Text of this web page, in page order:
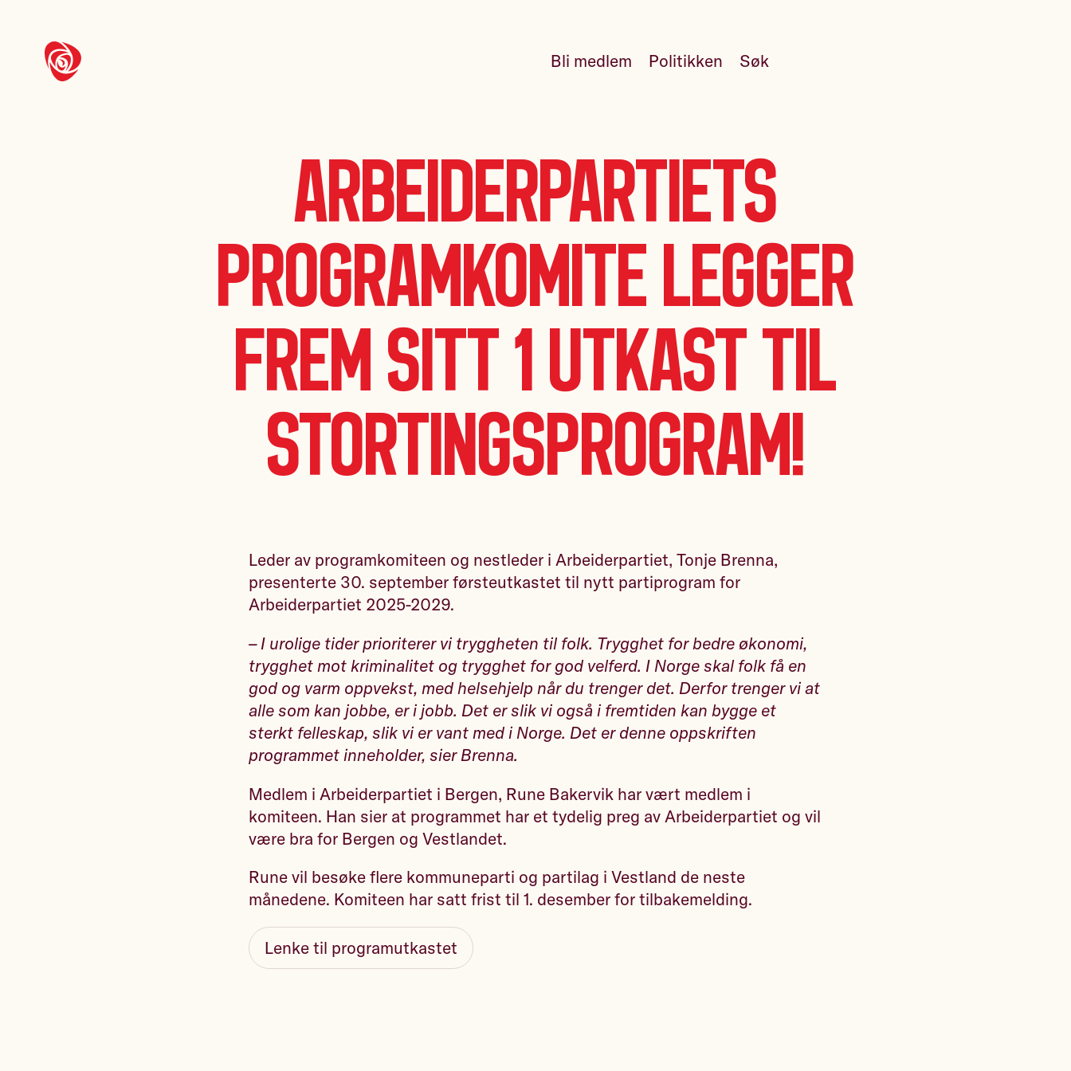
Bli medlem Politikken Søk
Arbeiderpartiets
programkomite legger
frem sitt 1 utkast til
stortingsprogram!
Leder av programkomiteen og nestleder i Arbeiderpartiet, Tonje Brenna,
presenterte 30. september førsteutkastet til nytt partiprogram for
Arbeiderpartiet 2025-2029.
– I urolige tider prioriterer vi tryggheten til folk. Trygghet for bedre økonomi,
trygghet mot kriminalitet og trygghet for god velferd. I Norge skal folk få en
god og varm oppvekst, med helsehjelp når du trenger det. Derfor trenger vi at
alle som kan jobbe, er i jobb. Det er slik vi også i fremtiden kan bygge et
sterkt felleskap, slik vi er vant med i Norge. Det er denne oppskriften
programmet inneholder, sier Brenna.
Medlem i Arbeiderpartiet i Bergen, Rune Bakervik har vært medlem i
komiteen. Han sier at programmet har et tydelig preg av Arbeiderpartiet og vil
være bra for Bergen og Vestlandet.
Rune vil besøke flere kommuneparti og partilag i Vestland de neste
månedene. Komiteen har satt frist til 1. desember for tilbakemelding.
Lenke til programutkastet